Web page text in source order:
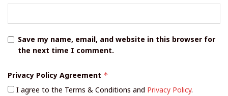
Save my name, email, and website in this browser for
the next time I comment.
Privacy Policy Agreement *
I agree to the Terms & Conditions and Privacy Policy.